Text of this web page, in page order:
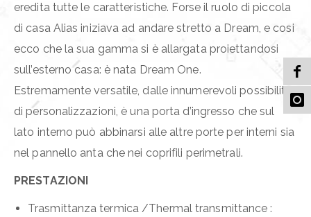
eredita tutte le caratteristiche. Forse il ruolo di piccola
di casa Alias iniziava ad andare stretto a Dream, e cosi
ecco che la sua gamma si è allargata proiettandosi
sull’esterno casa: è nata Dream One.
Estremamente versatile, dalle innumerevoli possibilità
di personalizzazioni, è una porta d’ingresso che sul
lato interno può abbinarsi alle altre porte per interni sia
nel pannello anta che nei coprifili perimetrali.
PRESTAZIONI
Trasmittanza termica /Thermal transmittance :